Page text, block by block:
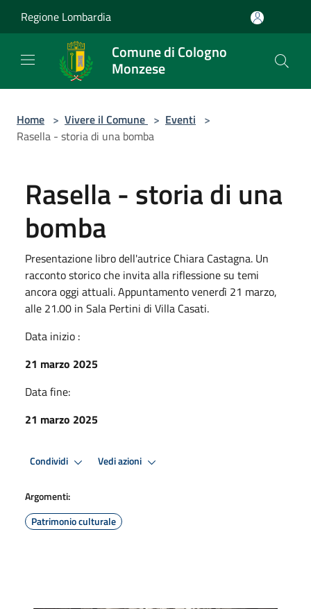
Regione Lombardia
Comune di Cologno
Monzese
Home > Vivere il Comune > Eventi >
Rasella - storia di una bomba
Rasella - storia di una
bomba
Presentazione libro dell'autrice Chiara Castagna. Un
racconto storico che invita alla riflessione su temi
ancora oggi attuali. Appuntamento venerdì 21 marzo,
alle 21.00 in Sala Pertini di Villa Casati.
Data inizio :
21 marzo 2025
Data fine:
21 marzo 2025
Condividi Vedi azioni
Argomenti:
Patrimonio culturale